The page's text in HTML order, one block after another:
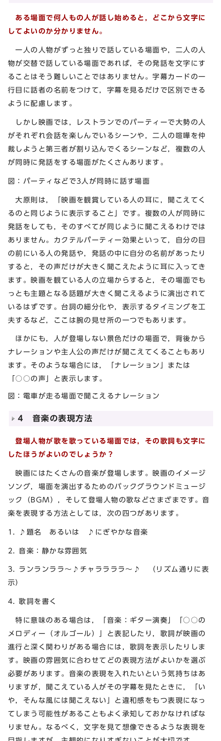
ある場面で何人もの人が話し始めると，どこから文字に
してよいのか分かりません。
一人の人物がずっと独りで話している場面や，二人の人
物が交替で話している場面であれば，その発話を文字にす
ることはそう難しいことではありません。字幕カードの一
行目に話者の名前をつけて，字幕を見るだけで区別できる
ように配慮します。
しかし映画では，レストランでのパーティーで大勢の人
がそれぞれ会話を楽しんでいるシーンや，二人の喧嘩を仲
裁しようと第三者が割り込んでくるシーンなど，複数の人
が同時に発話をする場面がたくさんあります。
図：パーティなどで3人が同時に話す場面
大原則は，「映画を観賞している人の耳に，聞こえてく
るのと同じように表示すること」です。複数の人が同時に
発話をしても，そのすべてが同じように聞こえるわけでは
ありません。カクテルパーティー効果といって，自分の目
の前にいる人の発話や，発話の中に自分の名前があったり
すると，その声だけが大きく聞こえたように耳に入ってき
ます。映画を観ている人の立場からすると，その場面でも
っとも主題となる話題が大きく聞こえるように演出されて
いるはずです。台詞の細分化や，表示するタイミングを工
夫するなど，ここは腕の見せ所の一つでもあります。
ほかにも，人が登場しない景色だけの場面で，背後から
ナレーションや主人公の声だけが聞こえてくることもあり
ます。そのような場合には，「ナレーション」または
「○○の声」と表示します。
図：電車が走る場面で聞こえるナレーション
4 音楽の表現方法
登場人物が歌を歌っている場面では，その歌詞も文字に
したほうがよいのでしょうか？
映画にはたくさんの音楽が登場します。映画のイメージ
ソング，場面を演出するためのバックグラウンドミュージ
ック（BGM），そして登場人物の歌などさまざまです。音
楽を表現する方法としては，次の四つがあります。
1. ♪題名 あるいは ♪にぎやかな音楽
2. 音楽：静かな雰囲気
3. ランランララ～♪チャララララ～♪ （リズム通りに表
示）
4. 歌詞を書く
特に意味のある場合は，「音楽：ギター演奏」「○○の
メロディー（オルゴール）」と表記したり，歌詞が映画の
進行と深く関わりがある場合には，歌詞を表示したりしま
す。映画の雰囲気に合わせてどの表現方法がよいかを選ぶ
必要があります。音楽の表現を入れたいという気持ちはあ
りますが，聞こえている人がその字幕を見たときに，「い
や，そんな風には聞こえない」と違和感をもつ表現になっ
てしまう可能性があることもよく承知しておかなければな
りません。なるべく，文字を見て想像できるような表現を